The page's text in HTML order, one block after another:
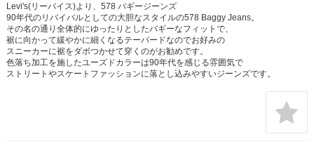
Levi's(リーバイス)より、578 バギージーンズ
90年代のリバイバルとしての大胆なスタイルの578 Baggy Jeans。
その名の通り全体的にゆったりとしたバギーなフィットで、
裾に向かって緩やかに細くなるテーパードなのでお好みの
スニーカーに裾をダボつかせて穿くのがお勧めです。
色落ち加工を施したユーズドカラーは90年代を感じる雰囲気で
ストリートやスケートファッションに落とし込みやすいジーンズです。